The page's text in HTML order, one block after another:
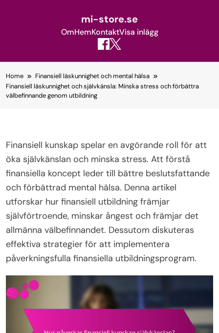
mi-store.se
OmHemKontaktVisa inlägg
to
content
Home
Finansiell läskunnighet och mental hälsa
Finansiell läskunnighet och självkänsla: Minska stress och förbättra
välbefinnande genom utbildning
Finansiell kunskap spelar en avgörande roll för att
öka självkänslan och minska stress. Att förstå
finansiella koncept leder till bättre beslutsfattande
och förbättrad mental hälsa. Denna artikel
utforskar hur finansiell utbildning främjar
självförtroende, minskar ångest och främjar det
allmänna välbefinnandet. Dessutom diskuteras
effektiva strategier för att implementera
påverkningsfulla finansiella utbildningsprogram.